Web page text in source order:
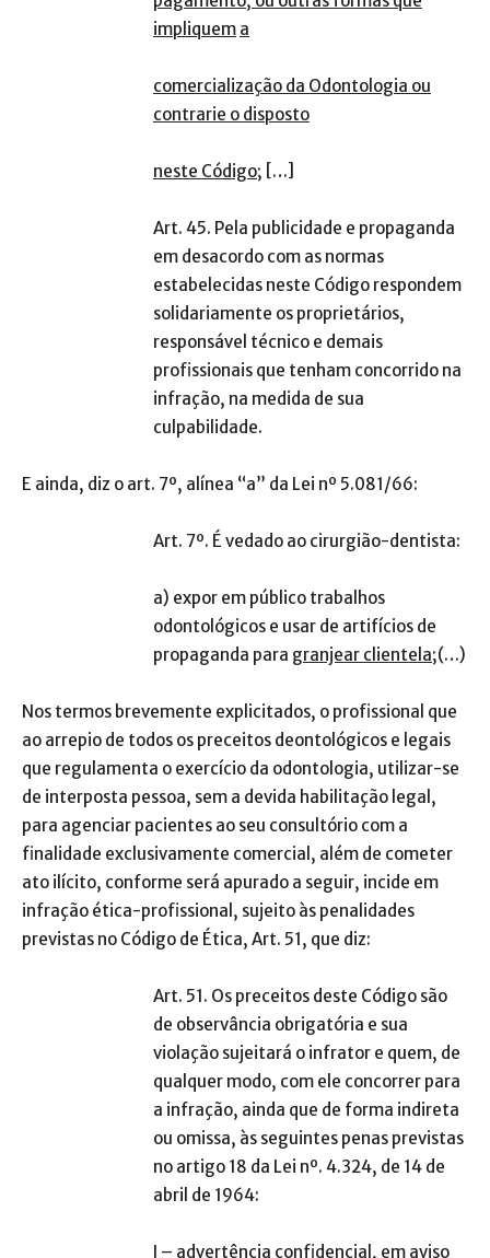
impliquem a
comercialização da Odontologia ou
contrarie o disposto
neste Código; […]
Art. 45. Pela publicidade e propaganda
em desacordo com as normas
estabelecidas neste Código respondem
solidariamente os proprietários,
responsável técnico e demais
profissionais que tenham concorrido na
infração, na medida de sua
culpabilidade.
E ainda, diz o art. 7º, alínea “a” da Lei nº 5.081/66:
Art. 7º. É vedado ao cirurgião-dentista:
a) expor em público trabalhos
odontológicos e usar de artifícios de
propaganda para granjear clientela;(…)
Nos termos brevemente explicitados, o profissional que
ao arrepio de todos os preceitos deontológicos e legais
que regulamenta o exercício da odontologia, utilizar-se
de interposta pessoa, sem a devida habilitação legal,
para agenciar pacientes ao seu consultório com a
finalidade exclusivamente comercial, além de cometer
ato ilícito, conforme será apurado a seguir, incide em
infração ética-profissional, sujeito às penalidades
previstas no Código de Ética, Art. 51, que diz:
Art. 51. Os preceitos deste Código são
de observância obrigatória e sua
violação sujeitará o infrator e quem, de
qualquer modo, com ele concorrer para
a infração, ainda que de forma indireta
ou omissa, às seguintes penas previstas
no artigo 18 da Lei nº. 4.324, de 14 de
abril de 1964:
I – advertência confidencial, em aviso